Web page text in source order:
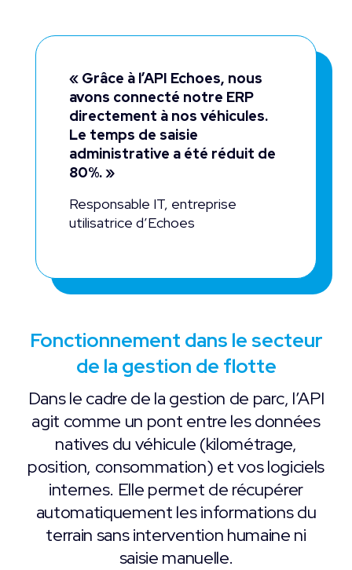
« Grâce à l’API Echoes, nous
avons connecté notre ERP
directement à nos véhicules.
Le temps de saisie
administrative a été réduit de
80%. »
Responsable IT, entreprise
utilisatrice d’Echoes
Fonctionnement dans le secteur
de la gestion de flotte
Dans le cadre de la gestion de parc, l’API
agit comme un pont entre les données
natives du véhicule (kilométrage,
position, consommation) et vos logiciels
internes. Elle permet de récupérer
automatiquement les informations du
terrain sans intervention humaine ni
saisie manuelle.